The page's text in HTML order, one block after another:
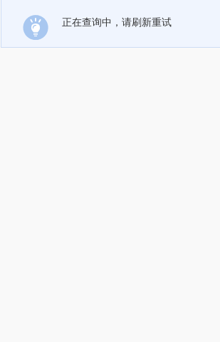
正在查询中，请刷新重试